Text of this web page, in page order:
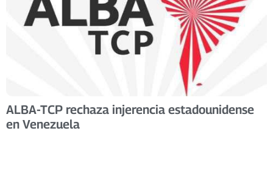
ALBA-TCP rechaza injerencia estadounidense
en Venezuela